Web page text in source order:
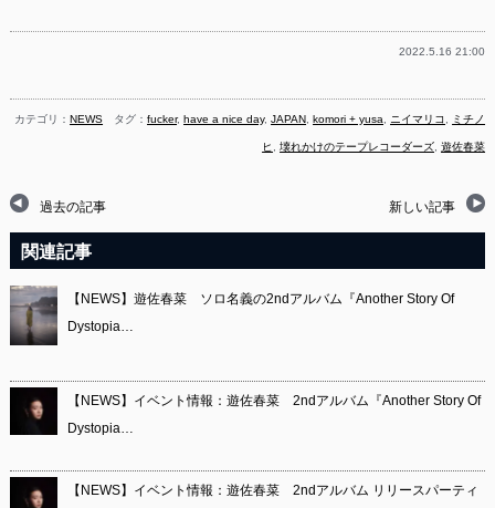
2022.5.16 21:00
カテゴリ：NEWS タグ：fucker,have a nice day,JAPAN ,komori + yusa ニイマリコ ミチノ
ヒ ,壊れかけのテープレコーダーズ ,遊佐春菜
過去の記事 新しい記事
関連記事
【NEWS】遊佐春菜 ソロ名義の2ndアルバム『Another Story Of
Dystopia…
【NEWS】イベント情報：遊佐春菜 2ndアルバム『Another Story Of
Dystopia…
【NEWS】イベント情報：遊佐春菜 2ndアルバム リリースパーティ